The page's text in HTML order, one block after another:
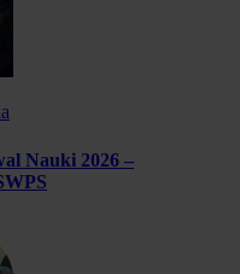
Nauki 2026 –